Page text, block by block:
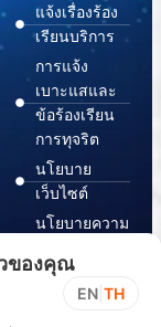
แจ้งเรื่องร้อง
เรียนบริการ
การแจ้ง
เบาะแสและ
ข้อร้องเรียน
การทุจริต
นโยบาย
เว็บไซต์
นโยบายความ
ปลอดภัย
สารสนเทศ
ของคุณ
EN TH